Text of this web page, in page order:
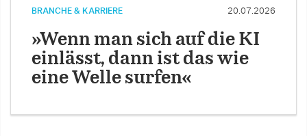
BRANCHE & KARRIERE 20.07.2026
»Wenn man sich auf die KI
einlässt, dann ist das wie
eine Welle surfen«